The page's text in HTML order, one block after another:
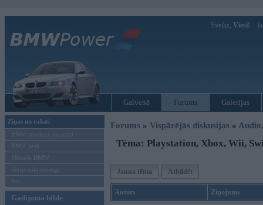
Sveiks, Viesi!
Galvenā Forums Galerijas
Ziņas un raksti
BMW modeļu jaunumi
BMW testi
Mēneša BMW
Sērijveida tūnings
Vel...
Gadījuma bilde
Forums » Vispārējās diskusijas »
Tēma: Playstation, Xbox, Wii,
Jauna tēma Atbildēt
Autors Ziņojums